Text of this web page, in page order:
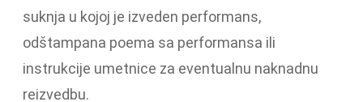
suknja u kojoj je izveden performans,
odštampana poema sa performansa ili
instrukcije umetnice za eventualnu naknadnu
reizvedbu.